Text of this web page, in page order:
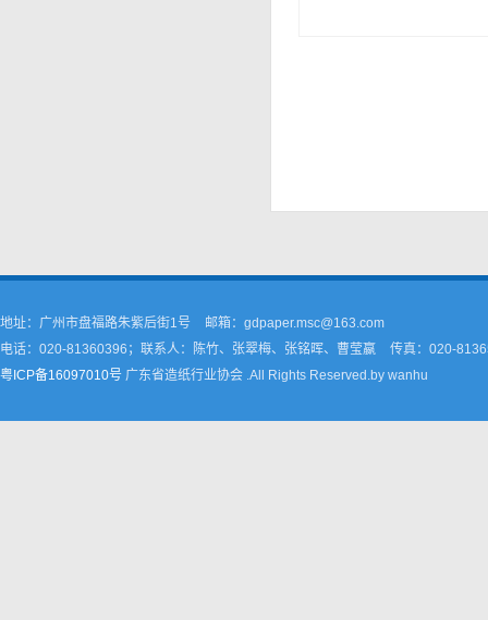
地址：广州市盘福路朱紫后街1号
邮箱：gdpaper.msc@163.com
电话：020-81360396；联系人：陈竹、张翠梅、张铭晖、曹莹嬴
传真：020-
粤ICP备16097010号 广东省造纸行业协会 .All Rights Reserved.by wanhu